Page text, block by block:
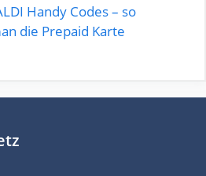
Handy Codes – so
die Prepaid Karte